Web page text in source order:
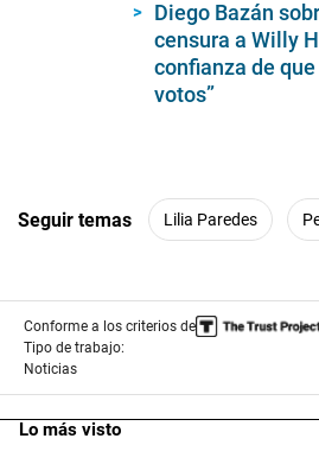
Diego Bazán
censura a Willy
confianza de
votos”
Seguir temas Lilia Paredes
Conforme a los criterios de
Tipo de trabajo:
Noticias
Lo más visto